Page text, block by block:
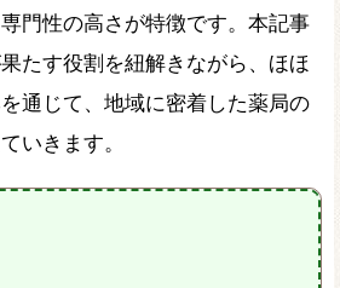
門性の高さが特徴です。本記事
たす役割を紐解きながら、ほほ
通じて、地域に密着した薬局の
いきます。